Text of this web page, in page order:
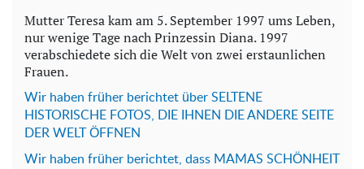
Mutter Teresa kam am 5. September 1997 ums Leben,
nur wenige Tage nach Prinzessin Diana. 1997
verabschiedete sich die Welt von zwei erstaunlichen
Frauen.
Wir haben früher berichtet über SELTENE
HISTORISCHE FOTOS, DIE IHNEN DIE ANDERE SEITE
DER WELT ÖFFNEN
Wir haben früher berichtet, dass MAMAS SCHÖNHEIT